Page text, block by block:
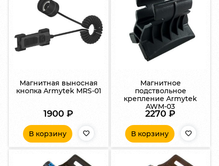
Магнитная выносная
кнопка Armytek MRS-01
1900₽
В корзину
Магнитное
подствольное
крепление Armytek
AWM-03
2270₽
В корзину